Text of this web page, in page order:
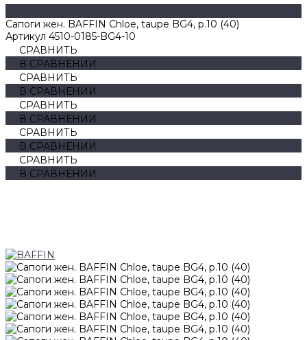
Сапоги жен. BAFFIN Chloe, taupe BG4, р.10 (40)
Артикул 4510-0185-BG4-10
СРАВНИТЬ
В СРАВНЕНИИ
СРАВНИТЬ
В СРАВНЕНИИ
СРАВНИТЬ
В СРАВНЕНИИ
СРАВНИТЬ
В СРАВНЕНИИ
СРАВНИТЬ
В СРАВНЕНИИ